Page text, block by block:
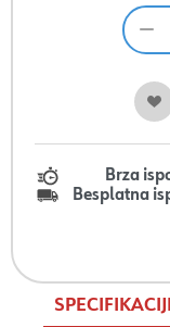
Brza
Besplatna